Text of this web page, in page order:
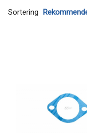
Sortering